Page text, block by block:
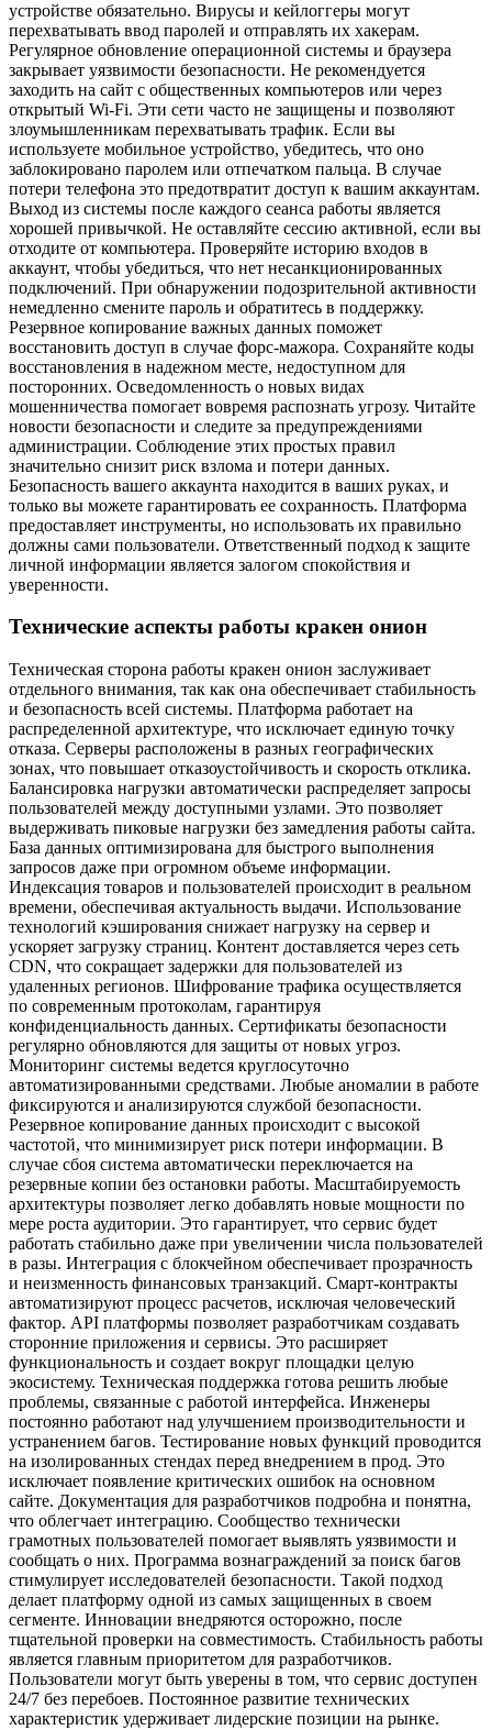
устройстве обязательно. Вирусы и кейлоггеры могут
перехватывать ввод паролей и отправлять их хакерам.
Регулярное обновление операционной системы и браузера
закрывает уязвимости безопасности. Не рекомендуется
заходить на сайт с общественных компьютеров или через
открытый Wi-Fi. Эти сети часто не защищены и позволяют
злоумышленникам перехватывать трафик. Если вы
используете мобильное устройство, убедитесь, что оно
заблокировано паролем или отпечатком пальца. В случае
потери телефона это предотвратит доступ к вашим аккаунтам.
Выход из системы после каждого сеанса работы является
хорошей привычкой. Не оставляйте сессию активной, если вы
отходите от компьютера. Проверяйте историю входов в
аккаунт, чтобы убедиться, что нет несанкционированных
подключений. При обнаружении подозрительной активности
немедленно смените пароль и обратитесь в поддержку.
Резервное копирование важных данных поможет
восстановить доступ в случае форс-мажора. Сохраняйте коды
восстановления в надежном месте, недоступном для
посторонних. Осведомленность о новых видах
мошенничества помогает вовремя распознать угрозу. Читайте
новости безопасности и следите за предупреждениями
администрации. Соблюдение этих простых правил
значительно снизит риск взлома и потери данных.
Безопасность вашего аккаунта находится в ваших руках, и
только вы можете гарантировать ее сохранность. Платформа
предоставляет инструменты, но использовать их правильно
должны сами пользователи. Ответственный подход к защите
личной информации является залогом спокойствия и
уверенности.
Технические аспекты работы кракен онион
Техническая сторона работы кракен онион заслуживает
отдельного внимания, так как она обеспечивает стабильность
и безопасность всей системы. Платформа работает на
распределенной архитектуре, что исключает единую точку
отказа. Серверы расположены в разных географических
зонах, что повышает отказоустойчивость и скорость отклика.
Балансировка нагрузки автоматически распределяет запросы
пользователей между доступными узлами. Это позволяет
выдерживать пиковые нагрузки без замедления работы сайта.
База данных оптимизирована для быстрого выполнения
запросов даже при огромном объеме информации.
Индексация товаров и пользователей происходит в реальном
времени, обеспечивая актуальность выдачи. Использование
технологий кэширования снижает нагрузку на сервер и
ускоряет загрузку страниц. Контент доставляется через сеть
CDN, что сокращает задержки для пользователей из
удаленных регионов. Шифрование трафика осуществляется
по современным протоколам, гарантируя
конфиденциальность данных. Сертификаты безопасности
регулярно обновляются для защиты от новых угроз.
Мониторинг системы ведется круглосуточно
автоматизированными средствами. Любые аномалии в работе
фиксируются и анализируются службой безопасности.
Резервное копирование данных происходит с высокой
частотой, что минимизирует риск потери информации. В
случае сбоя система автоматически переключается на
резервные копии без остановки работы. Масштабируемость
архитектуры позволяет легко добавлять новые мощности по
мере роста аудитории. Это гарантирует, что сервис будет
работать стабильно даже при увеличении числа пользователей
в разы. Интеграция с блокчейном обеспечивает прозрачность
и неизменность финансовых транзакций. Смарт-контракты
автоматизируют процесс расчетов, исключая человеческий
фактор. API платформы позволяет разработчикам создавать
сторонние приложения и сервисы. Это расширяет
функциональность и создает вокруг площадки целую
экосистему. Техническая поддержка готова решить любые
проблемы, связанные с работой интерфейса. Инженеры
постоянно работают над улучшением производительности и
устранением багов. Тестирование новых функций проводится
на изолированных стендах перед внедрением в прод. Это
исключает появление критических ошибок на основном
сайте. Документация для разработчиков подробна и понятна,
что облегчает интеграцию. Сообщество технически
грамотных пользователей помогает выявлять уязвимости и
сообщать о них. Программа вознаграждений за поиск багов
стимулирует исследователей безопасности. Такой подход
делает платформу одной из самых защищенных в своем
сегменте. Инновации внедряются осторожно, после
тщательной проверки на совместимость. Стабильность работы
является главным приоритетом для разработчиков.
Пользователи могут быть уверены в том, что сервис доступен
24/7 без перебоев. Постоянное развитие технических
характеристик удерживает лидерские позиции на рынке.